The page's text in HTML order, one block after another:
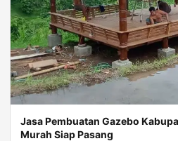
Jasa Pembuatan Gazebo
Murah Siap Pasang